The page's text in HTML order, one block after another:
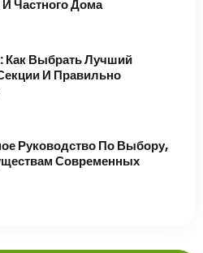
Частного Дома
Как Выбрать Лучший
И Правильно
Руководство По Выбору,
Современных